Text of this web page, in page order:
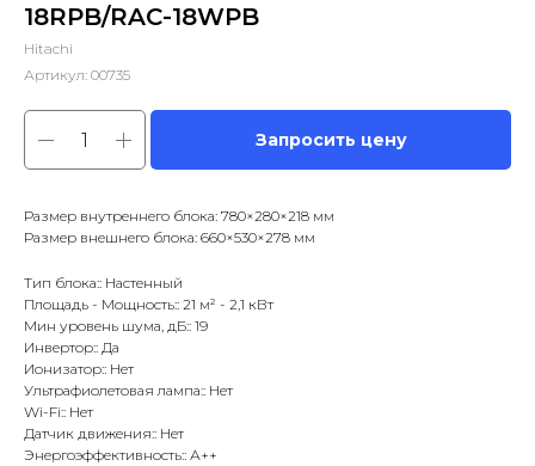
18RPB/RAC-18WPB
Hitachi
Артикул: 00735
Запросить цену
Размер внутреннего блока: 780×280×218 мм
Размер внешнего блока: 660×530×278 мм
Тип блока:: Настенный
Площадь - Мощность:: 21 м² - 2,1 кВт
Мин уровень шума, дБ:: 19
Инвертор:: Да
Ионизатор:: Нет
Ультрафиолетовая лампа:: Нет
Wi-Fi:: Нет
Датчик движения:: Нет
Энергоэффективность:: А++